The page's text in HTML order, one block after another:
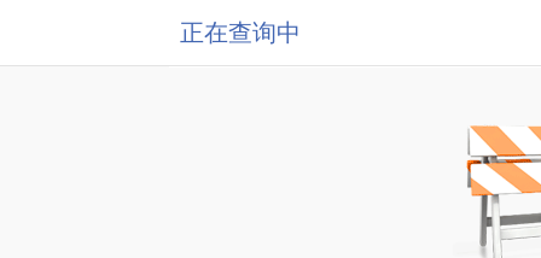
正在查询中